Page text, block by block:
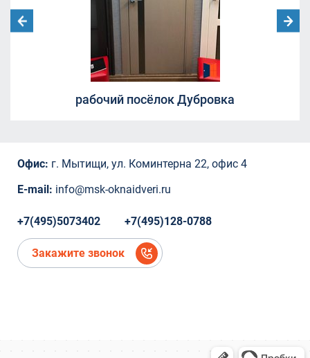
улица Челюскинская 12
Москва, Ленинградский проспект дом
Борисовка, 20А
СНТ Ветеран
СНТ Ветеран
Коминтерна, 22
Коминтерна, 22
Коминтерна, 22
микрорайон Новое Павлино, Балашиха,
Московская область,
микрорайон Новое Павлино, Балашиха,
рабочий посёлок Дубровка
Офис: г. Мытищи, ул. Коминтерна 22, офис 4
E-mail: info@msk-oknaidveri.ru
+7(495)5073402 +7(495)128-0788
Закажите звонок